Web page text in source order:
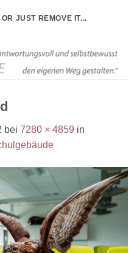
JUST REMOVE IT...
bei 7280 × 4859 in